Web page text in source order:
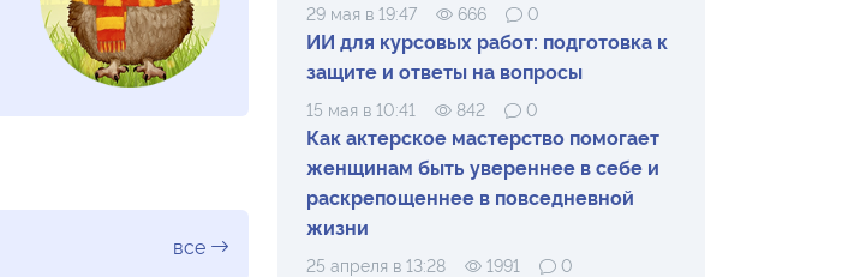
все
29 мая в 19:47 666 0
ИИ для курсовых работ: подготовка к
защите и ответы на вопросы
15 мая в 10:41 842 0
Как актерское мастерство помогает
женщинам быть увереннее в себе и
раскрепощеннее в повседневной
жизни
25 апреля в 13:28 1991 0